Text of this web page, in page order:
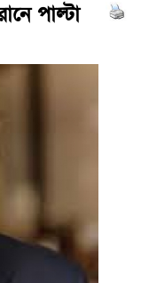
পাল্টা